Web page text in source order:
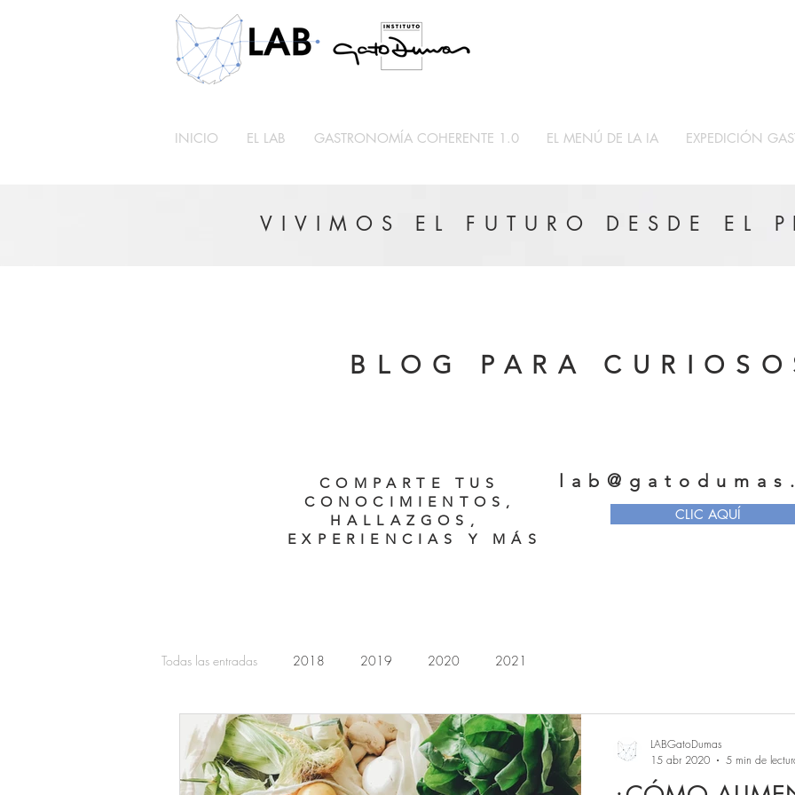
INICIO EL LAB GASTRONOMÍA COHERENTE 1.0 EL MENÚ DE LA IA EXPEDICIÓN
VIVIMOS EL FUTURO DESDE EL
BLOG PARA
CLIC AQUÍ
COMPARTE TUS
CONOCIMIENTOS,
HALLAZGOS,
EXPERIENCIAS Y MÁS
Todas las entradas 2018 2019 2020 2021
LABGatoDumas
15 abr 2020
5 min de